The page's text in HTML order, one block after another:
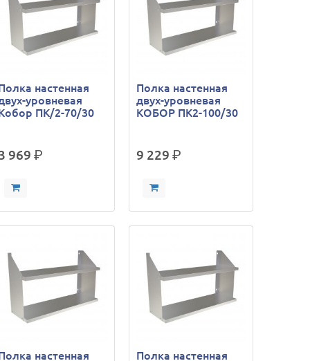
настенная
уровневая
ПК/2-70/30
969 р.
Полка настенная
двух-уровневая
КОБОР ПК2-100/30
9 229 р.
настенная
Полка настенная